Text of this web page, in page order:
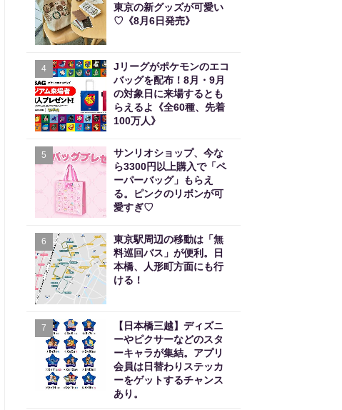
東京の新グッズが可愛い
♡《8月6日発売》
4
Jリーグがポケモンのエコ
バッグを配布！8月・9月
の対象日に来場するとも
らえるよ《全60種、先着
100万人》
5
サンリオショップ、今な
ら3300円以上購入で「ペ
ーパーバッグ」もらえ
る。ピンクのリボンが可
愛すぎ♡
6
東京駅周辺の移動は「無
料巡回バス」が便利。日
本橋、人形町方面にも行
ける！
7
【日本橋三越】ディズニ
ーやピクサーなどのスタ
ーキャラが集結。アプリ
会員は日替わりステッカ
ーをゲットするチャンス
あり。